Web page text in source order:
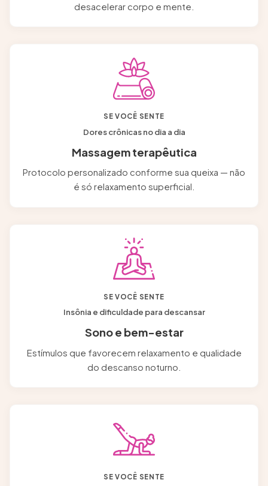
desacelerar corpo e mente.
SE VOCÊ SENTE
Dores crônicas no dia a dia
Massagem terapêutica
Protocolo personalizado conforme sua queixa — não
é só relaxamento superficial.
SE VOCÊ SENTE
Insônia e dificuldade para descansar
Sono e bem-estar
Estímulos que favorecem relaxamento e qualidade
do descanso noturno.
SE VOCÊ SENTE